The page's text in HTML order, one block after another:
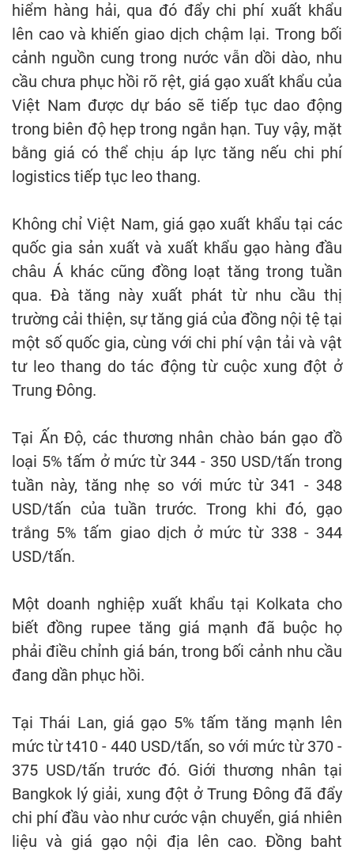
hiểm hàng hải, qua đó đẩy chi phí xuất khẩu
lên cao và khiến giao dịch chậm lại. Trong bối
cảnh nguồn cung trong nước vẫn dồi dào, nhu
cầu chưa phục hồi rõ rệt, giá gạo xuất khẩu của
Việt Nam được dự báo sẽ tiếp tục dao động
trong biên độ hẹp trong ngắn hạn. Tuy vậy, mặt
bằng giá có thể chịu áp lực tăng nếu chi phí
logistics tiếp tục leo thang.
Không chỉ Việt Nam, giá gạo xuất khẩu tại các
quốc gia sản xuất và xuất khẩu gạo hàng đầu
châu Á khác cũng đồng loạt tăng trong tuần
qua. Đà tăng này xuất phát từ nhu cầu thị
trường cải thiện, sự tăng giá của đồng nội tệ tại
một số quốc gia, cùng với chi phí vận tải và vật
tư leo thang do tác động từ cuộc xung đột ở
Trung Đông.
Tại Ấn Độ, các thương nhân chào bán gạo đồ
loại 5% tấm ở mức từ 344 - 350 USD/tấn trong
tuần này, tăng nhẹ so với mức từ 341 - 348
USD/tấn của tuần trước. Trong khi đó, gạo
trắng 5% tấm giao dịch ở mức từ 338 - 344
USD/tấn.
Một doanh nghiệp xuất khẩu tại Kolkata cho
biết đồng rupee tăng giá mạnh đã buộc họ
phải điều chỉnh giá bán, trong bối cảnh nhu cầu
đang dần phục hồi.
Tại Thái Lan, giá gạo 5% tấm tăng mạnh lên
mức từ t410 - 440 USD/tấn, so với mức từ 370 -
375 USD/tấn trước đó. Giới thương nhân tại
Bangkok lý giải, xung đột ở Trung Đông đã đẩy
chi phí đầu vào như cước vận chuyển, giá nhiên
liệu và giá gạo nội địa lên cao. Đồng baht